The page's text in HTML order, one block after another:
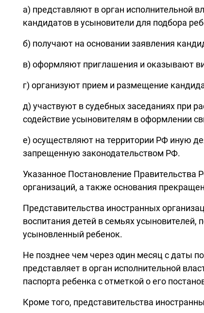
а) представляют в орган исполнительной
кандидатов в усыновители для подбора
б) получают на основании заявления
в) оформляют приглашения и оказывают
г) организуют прием и размещение
д) участвуют в судебных заседаниях при
содействие усыновителям в оформлении
е) осуществляют на территории РФ иную
запрещенную законодательством РФ.
Указанное Постановление Правительства
организаций, а также основания
Представительства иностранных
воспитания детей в семьях
усыновленный ребенок.
Не позднее чем через один месяц с даты
представляет в орган исполнительной
паспорта ребенка с отметкой о его
Кроме того, представительства